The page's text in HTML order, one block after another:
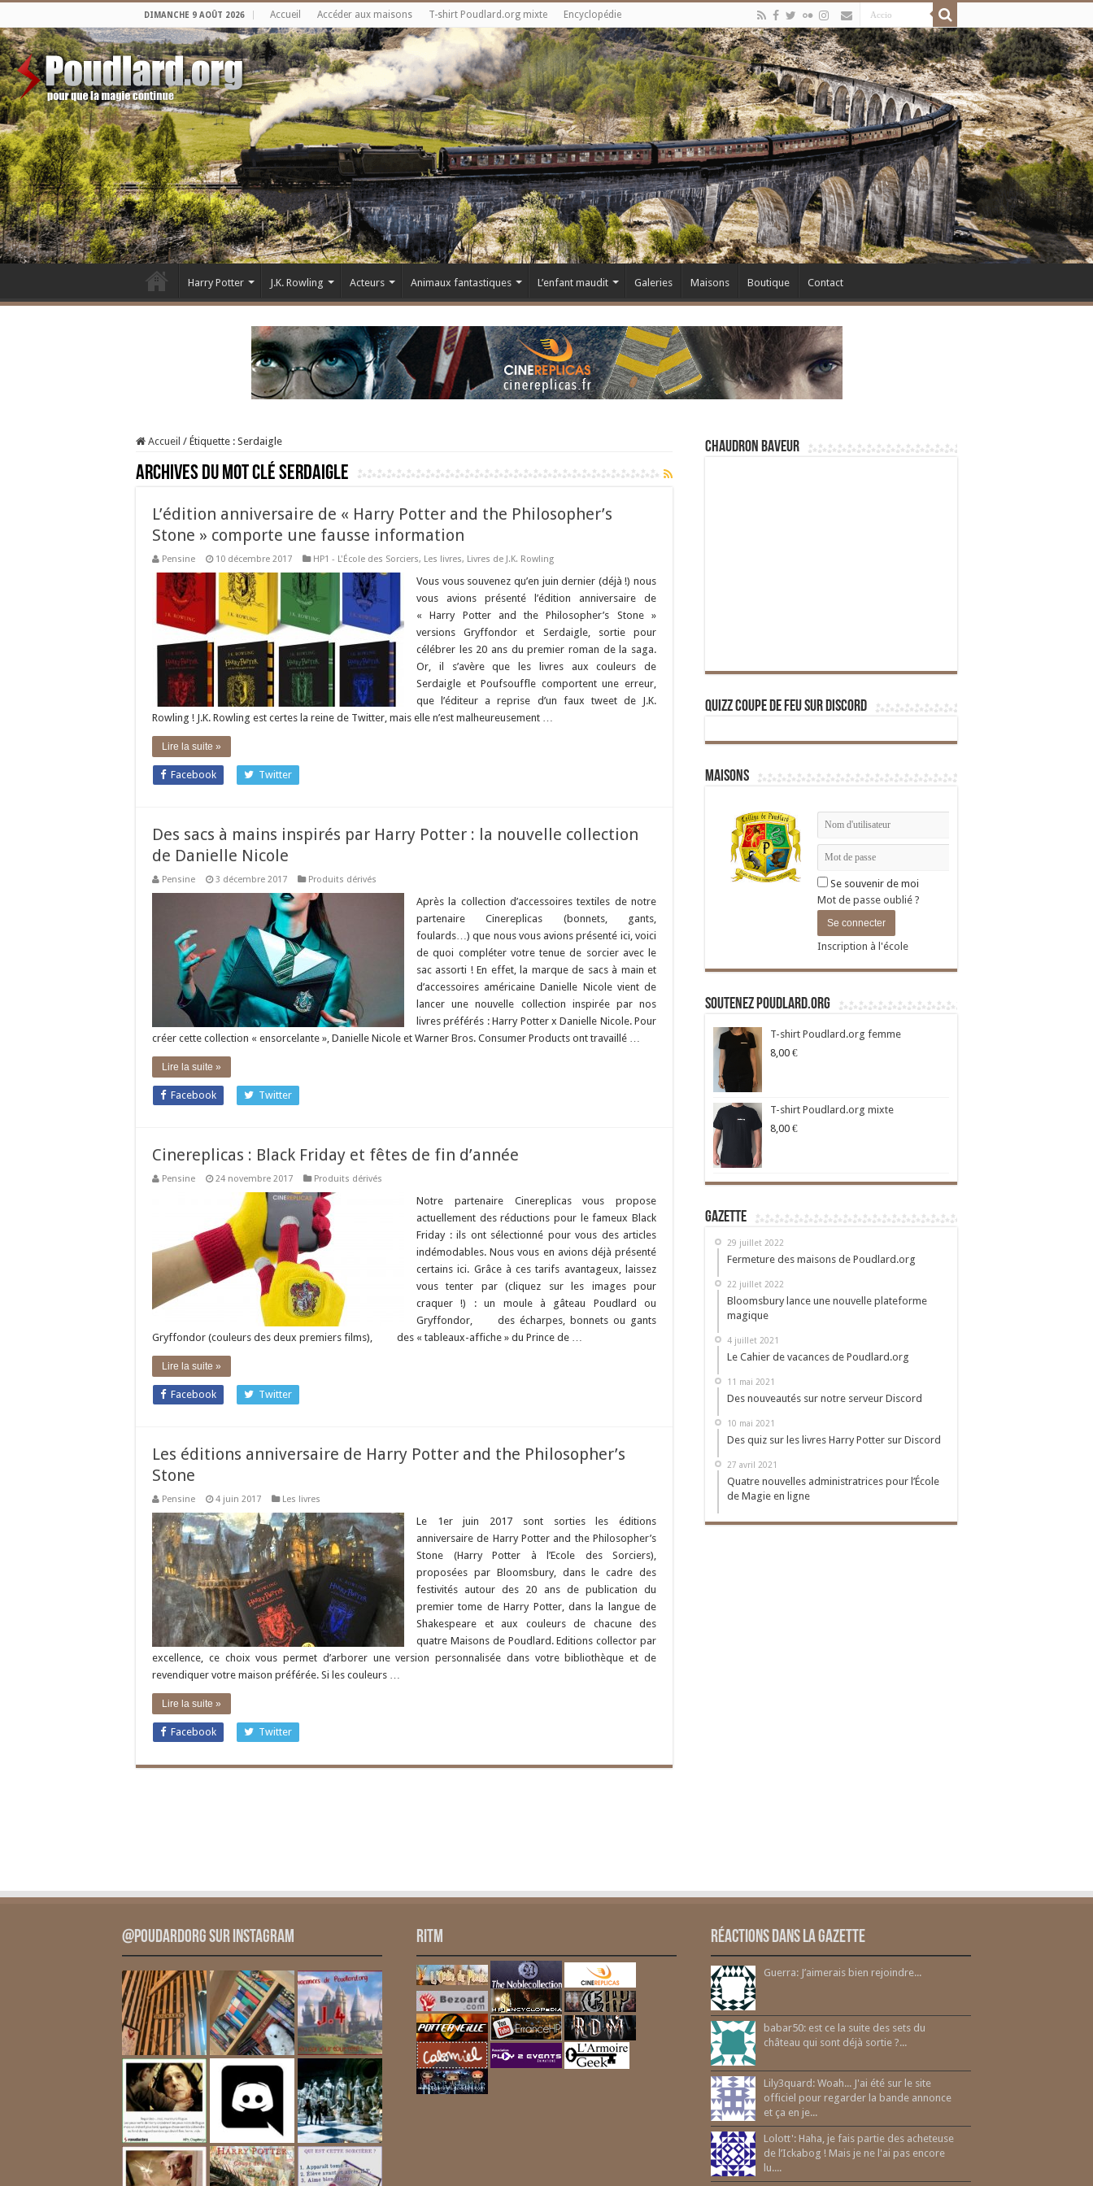
DIMANCHE 9 AOÛT 2026 Accueil Accéder aux maisons T-shirt Poudlard.org mixte Encyclopédie
Harry Potter J.K. Rowling Acteurs Animaux fantastiques L’enfant maudit Galeries Maisons Boutique Contact
Accueil / Étiquette : Serdaigle
Archives du mot cléSerdaigle
L’édition anniversaire de « Harry Potter and the Philosopher’s
Stone » comporte une fausse information
Pensine 10 décembre 2017 HP1 - L'École des Sorciers, Les livres, Livres de J.K. Rowling
Vous vous souvenez qu’en juin dernier (déjà !) nous
vous avions présenté l’édition anniversaire de
« Harry Potter and the Philosopher’s Stone »
versions Gryffondor et Serdaigle, sortie pour
célébrer les 20 ans du premier roman de la saga.
Or, il s’avère que les livres aux couleurs de
Serdaigle et Poufsouffle comportent une erreur,
que l’éditeur a reprise d’un faux tweet de J.K.
Rowling ! J.K. Rowling est certes la reine de Twitter, mais elle n’est malheureusement …
Lire la suite »
Facebook Twitter
Des sacs à mains inspirés par Harry Potter : la nouvelle collection
de Danielle Nicole
Pensine 3 décembre 2017 Produits dérivés
Après la collection d’accessoires textiles de notre
partenaire Cinereplicas (bonnets, gants,
foulards…) que nous vous avions présenté ici, voici
de quoi compléter votre tenue de sorcier avec le
sac assorti ! En effet, la marque de sacs à main et
d’accessoires américaine Danielle Nicole vient de
lancer une nouvelle collection inspirée par nos
livres préférés : Harry Potter x Danielle Nicole. Pour
créer cette collection « ensorcelante », Danielle Nicole et Warner Bros. Consumer Products ont travaillé …
Lire la suite »
Facebook Twitter
Cinereplicas : Black Friday et fêtes de fin d’année
Pensine 24 novembre 2017 Produits dérivés
Notre partenaire Cinereplicas vous propose
actuellement des réductions pour le fameux Black
Friday : ils ont sélectionné pour vous des articles
indémodables. Nous vous en avions déjà présenté
certains ici. Grâce à ces tarifs avantageux, laissez
vous tenter par (cliquez sur les images pour
craquer !) : un moule à gâteau Poudlard ou
Gryffondor, des écharpes, bonnets ou gants
Gryffondor (couleurs des deux premiers films), des « tableaux-affiche » du Prince de …
Lire la suite »
Facebook Twitter
Les éditions anniversaire de Harry Potter and the Philosopher’s
Stone
Pensine 4 juin 2017 Les livres
Le 1er juin 2017 sont sorties les éditions
anniversaire de Harry Potter and the Philosopher’s
Stone (Harry Potter à l’Ecole des Sorciers),
proposées par Bloomsbury, dans le cadre des
festivités autour des 20 ans de publication du
premier tome de Harry Potter, dans la langue de
Shakespeare et aux couleurs de chacune des
quatre Maisons de Poudlard. Editions collector par
excellence, ce choix vous permet d’arborer une version personnalisée dans votre bibliothèque et de
revendiquer votre maison préférée. Si les couleurs …
Lire la suite »
Facebook Twitter
Chaudron Baveur
Quizz Coupe de Feu sur Discord
Maisons
Se souvenir de moi
Mot de passe oublié ?
Inscription à l'école
Soutenez Poudlard.org
T-shirt Poudlard.org femme
8,00 €
T-shirt Poudlard.org mixte
8,00 €
Gazette
29 juillet 2022
Fermeture des maisons de Poudlard.org
22 juillet 2022
Bloomsbury lance une nouvelle plateforme
magique
4 juillet 2021
Le Cahier de vacances de Poudlard.org
11 mai 2021
Des nouveautés sur notre serveur Discord
10 mai 2021
Des quiz sur les livres Harry Potter sur Discord
27 avril 2021
Quatre nouvelles administratrices pour l’École
de Magie en ligne
@PoudardOrg sur Instagram RITM Réactions dans la gazette
Guerra: J’aimerais bien rejoindre...
babar50: est ce la suite des sets du
château qui sont déjà sortie ?...
Lily3quard: Woah... J'ai été sur le site
officiel pour regarder la bande annonce
et ça en je...
Lolott': Haha, je fais partie des acheteuse
de l’Ickabog ! Mais je ne l'ai pas encore
lu....